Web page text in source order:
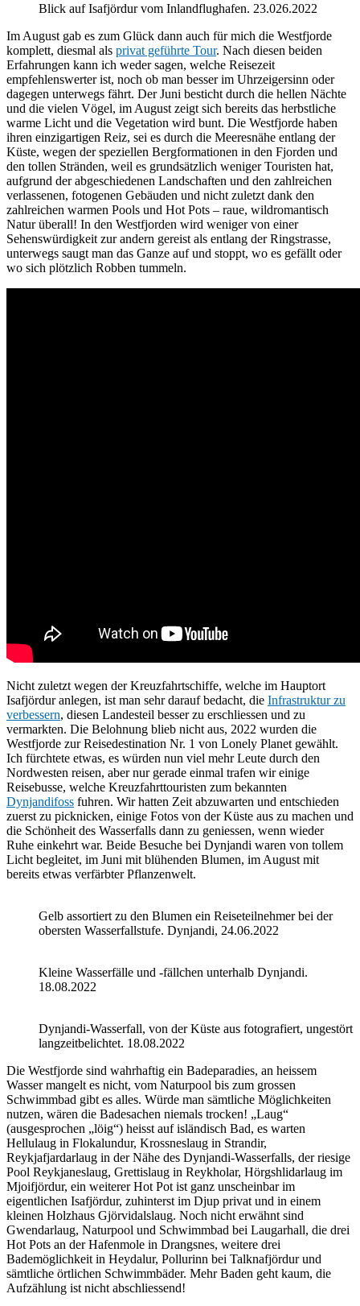
Blick auf Isafjördur vom Inlandflughafen. 23.026.2022
Im August gab es zum Glück dann auch für mich die Westfjorde
komplett, diesmal als privat geführte Tour. Nach diesen beiden
Erfahrungen kann ich weder sagen, welche Reisezeit
empfehlenswerter ist, noch ob man besser im Uhrzeigersinn oder
dagegen unterwegs fährt. Der Juni besticht durch die hellen Nächte
und die vielen Vögel, im August zeigt sich bereits das herbstliche
warme Licht und die Vegetation wird bunt. Die Westfjorde haben
ihren einzigartigen Reiz, sei es durch die Meeresnähe entlang der
Küste, wegen der speziellen Bergformationen in den Fjorden und
den tollen Stränden, weil es grundsätzlich weniger Touristen hat,
aufgrund der abgeschiedenen Landschaften und den zahlreichen
verlassenen, fotogenen Gebäuden und nicht zuletzt dank den
zahlreichen warmen Pools und Hot Pots – raue, wildromantisch
Natur überall! In den Westfjorden wird weniger von einer
Sehenswürdigkeit zur andern gereist als entlang der Ringstrasse,
unterwegs saugt man das Ganze auf und stoppt, wo es gefällt oder
wo sich plötzlich Robben tummeln.
Nicht zuletzt wegen der Kreuzfahrtschiffe, welche im Hauptort
Isafjördur anlegen, ist man sehr darauf bedacht, die Infrastruktur zu
verbessern, diesen Landesteil besser zu erschliessen und zu
vermarkten. Die Belohnung blieb nicht aus, 2022 wurden die
Westfjorde zur Reisedestination Nr. 1 von Lonely Planet gewählt.
Ich fürchtete etwas, es würden nun viel mehr Leute durch den
Nordwesten reisen, aber nur gerade einmal trafen wir einige
Reisebusse, welche Kreuzfahrttouristen zum bekannten
Dynjandifoss fuhren. Wir hatten Zeit abzuwarten und entschieden
zuerst zu picknicken, einige Fotos von der Küste aus zu machen und
die Schönheit des Wasserfalls dann zu geniessen, wenn wieder
Ruhe einkehrt war. Beide Besuche bei Dynjandi waren von tollem
Licht begleitet, im Juni mit blühenden Blumen, im August mit
bereits etwas verfärbter Pflanzenwelt.
Gelb assortiert zu den Blumen ein Reiseteilnehmer bei der
obersten Wasserfallstufe. Dynjandi, 24.06.2022
Kleine Wasserfälle und -fällchen unterhalb Dynjandi.
18.08.2022
Dynjandi-Wasserfall, von der Küste aus fotografiert, ungestört
langzeitbelichtet. 18.08.2022
Die Westfjorde sind wahrhaftig ein Badeparadies, an heissem
Wasser mangelt es nicht, vom Naturpool bis zum grossen
Schwimmbad gibt es alles. Würde man sämtliche Möglichkeiten
nutzen, wären die Badesachen niemals trocken! „Laug“
(ausgesprochen „löig“) heisst auf isländisch Bad, es warten
Hellulaug in Flokalundur, Krossneslaug in Strandir,
Reykjafjardarlaug in der Nähe des Dynjandi-Wasserfalls, der riesige
Pool Reykjaneslaug, Grettislaug in Reykholar, Hörgshlidarlaug im
Mjoifjördur, ein weiterer Hot Pot ist ganz unscheinbar im
eigentlichen Isafjördur, zuhinterst im Djup privat und in einem
kleinen Holzhaus Gjörvidalslaug. Noch nicht erwähnt sind
Gwendarlaug, Naturpool und Schwimmbad bei Laugarhall, die drei
Hot Pots an der Hafenmole in Drangsnes, weitere drei
Bademöglichkeit in Heydalur, Pollurinn bei Talknafjördur und
sämtliche örtlichen Schwimmbäder. Mehr Baden geht kaum, die
Aufzählung ist nicht abschliessend!